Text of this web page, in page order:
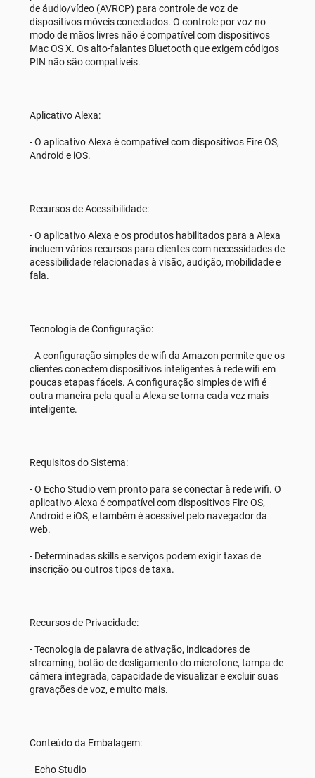
de áudio/vídeo (AVRCP) para controle de voz de
dispositivos móveis conectados. O controle por voz no
modo de mãos livres não é compatível com dispositivos
Mac OS X. Os alto-falantes Bluetooth que exigem códigos
PIN não são compatíveis.
Aplicativo Alexa:
- O aplicativo Alexa é compatível com dispositivos Fire OS,
Android e iOS.
Recursos de Acessibilidade:
- O aplicativo Alexa e os produtos habilitados para a Alexa
incluem vários recursos para clientes com necessidades de
acessibilidade relacionadas à visão, audição, mobilidade e
fala.
Tecnologia de Configuração:
- A configuração simples de wifi da Amazon permite que os
clientes conectem dispositivos inteligentes à rede wifi em
poucas etapas fáceis. A configuração simples de wifi é
outra maneira pela qual a Alexa se torna cada vez mais
inteligente.
Requisitos do Sistema:
- O Echo Studio vem pronto para se conectar à rede wifi. O
aplicativo Alexa é compatível com dispositivos Fire OS,
Android e iOS, e também é acessível pelo navegador da
web.
- Determinadas skills e serviços podem exigir taxas de
inscrição ou outros tipos de taxa.
Recursos de Privacidade:
- Tecnologia de palavra de ativação, indicadores de
streaming, botão de desligamento do microfone, tampa de
câmera integrada, capacidade de visualizar e excluir suas
gravações de voz, e muito mais.
Conteúdo da Embalagem:
- Echo Studio